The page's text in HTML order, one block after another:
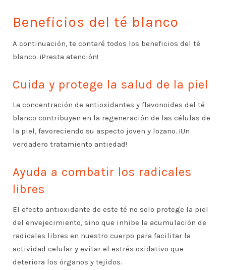
Beneficios del té blanco
A continuación, te contaré todos los beneficios del té
blanco. ¡Presta atención!
Cuida y protege la salud de la piel
La concentración de antioxidantes y flavonoides del té
blanco contribuyen en la regeneración de las células de
la piel, favoreciendo su aspecto joven y lozano. ¡Un
verdadero tratamiento antiedad!
Ayuda a combatir los radicales
libres
El efecto antioxidante de este té no solo protege la piel
del envejecimiento, sino que inhibe la acumulación de
radicales libres en nuestro cuerpo para facilitar la
actividad celular y evitar el estrés oxidativo que
deteriora los órganos y tejidos.